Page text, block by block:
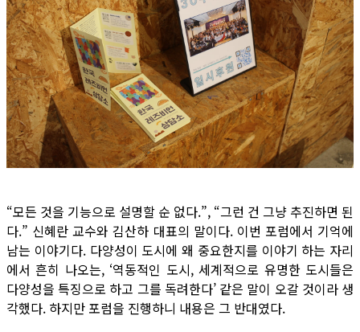
“모든 것을 기능으로 설명할 순 없다.”, “그런 건 그냥 추진하면 된
다.” 신혜란 교수와 김산하 대표의 말이다. 이번 포럼에서 기억에
남는 이야기다. 다양성이 도시에 왜 중요한지를 이야기 하는 자리
에서 흔히 나오는, ‘역동적인 도시, 세계적으로 유명한 도시들은
다양성을 특징으로 하고 그를 독려한다’ 같은 말이 오갈 것이라 생
각했다. 하지만 포럼을 진행하니 내용은 그 반대였다.